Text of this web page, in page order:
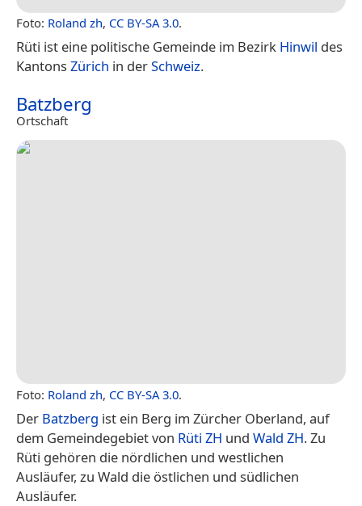
Foto: Roland zh, CC BY-SA 3.0.
Rüti ist eine politische Gemeinde im Bezirk Hinwil des
Kantons Zürich in derSchweiz.
Batzberg
Ortschaft
Foto: Roland zh, CC BY-SA 3.0.
Der Batzberg ist ein Berg im Zürcher Oberland, auf
dem Gemeindegebiet von Rüti ZH und Wald ZH. Zu
Rüti gehören die nördlichen und westlichen
Ausläufer, zu Wald die östlichen und südlichen
Ausläufer.